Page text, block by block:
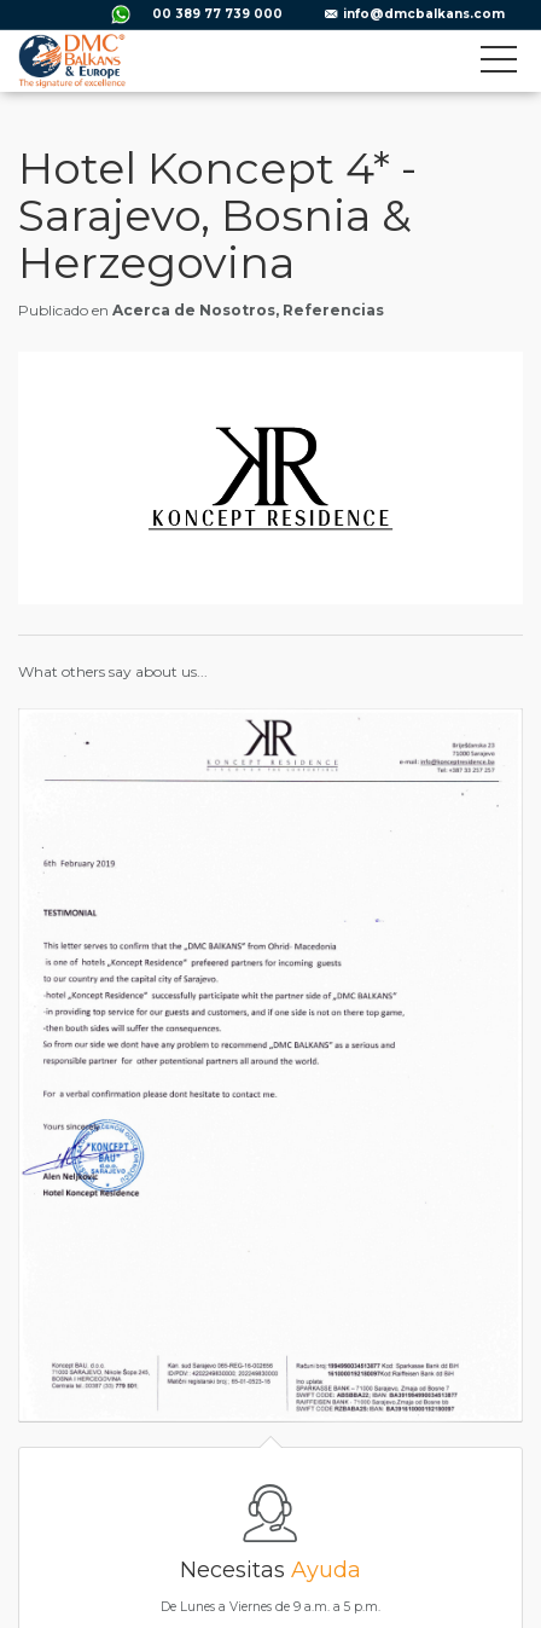
00 389 77 739 000 info@dmcbalkans.com
Hotel Koncept 4* -
Sarajevo, Bosnia &
Herzegovina
Publicado en Acerca de Nosotros, Referencias
What others say about us...
Necesitas Ayuda
De Lunes a Viernes de 9 a.m. a 5 p.m.